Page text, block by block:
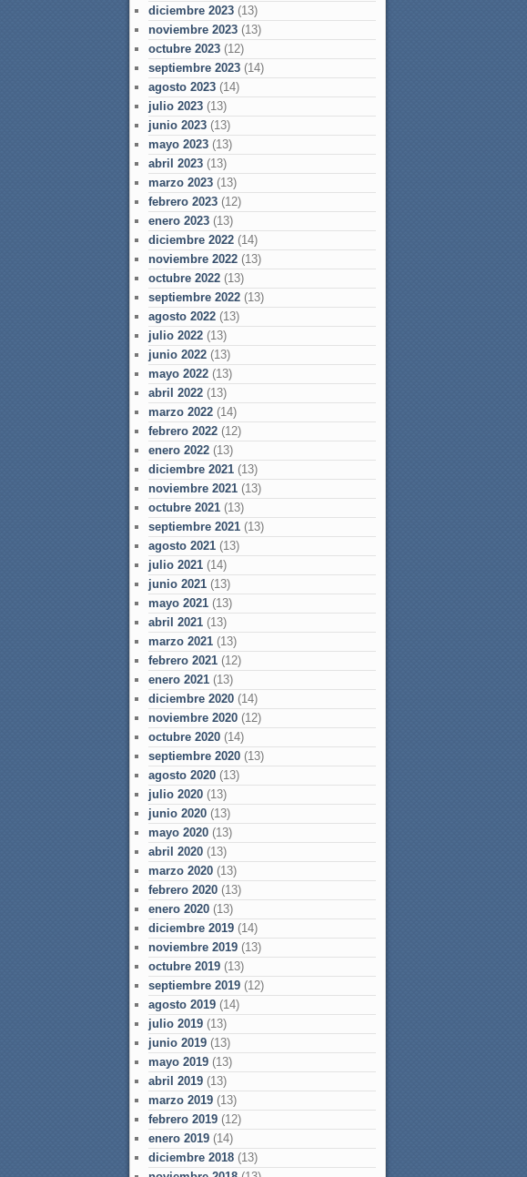
diciembre 2023 (13)
noviembre 2023 (13)
octubre 2023 (12)
septiembre 2023 (14)
agosto 2023 (14)
julio 2023 (13)
junio 2023 (13)
mayo 2023 (13)
abril 2023 (13)
marzo 2023 (13)
febrero 2023 (12)
enero 2023 (13)
diciembre 2022 (14)
noviembre 2022 (13)
octubre 2022 (13)
septiembre 2022 (13)
agosto 2022 (13)
julio 2022 (13)
junio 2022 (13)
mayo 2022 (13)
abril 2022 (13)
marzo 2022 (14)
febrero 2022 (12)
enero 2022 (13)
diciembre 2021 (13)
noviembre 2021 (13)
octubre 2021 (13)
septiembre 2021 (13)
agosto 2021 (13)
julio 2021 (14)
junio 2021 (13)
mayo 2021 (13)
abril 2021 (13)
marzo 2021 (13)
febrero 2021 (12)
enero 2021 (13)
diciembre 2020 (14)
noviembre 2020 (12)
octubre 2020 (14)
septiembre 2020 (13)
agosto 2020 (13)
julio 2020 (13)
junio 2020 (13)
mayo 2020 (13)
abril 2020 (13)
marzo 2020 (13)
febrero 2020 (13)
enero 2020 (13)
diciembre 2019 (14)
noviembre 2019 (13)
octubre 2019 (13)
septiembre 2019 (12)
agosto 2019 (14)
julio 2019 (13)
junio 2019 (13)
mayo 2019 (13)
abril 2019 (13)
marzo 2019 (13)
febrero 2019 (12)
enero 2019 (14)
diciembre 2018 (13)